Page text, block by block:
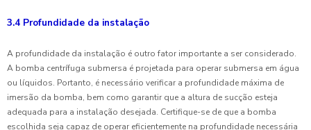
3.4 Profundidade da instalação
A profundidade da instalação é outro fator importante a ser considerado.
A bomba centrífuga submersa é projetada para operar submersa em água
ou líquidos. Portanto, é necessário verificar a profundidade máxima de
imersão da bomba, bem como garantir que a altura de sucção esteja
adequada para a instalação desejada. Certifique-se de que a bomba
escolhida seja capaz de operar eficientemente na profundidade necessária